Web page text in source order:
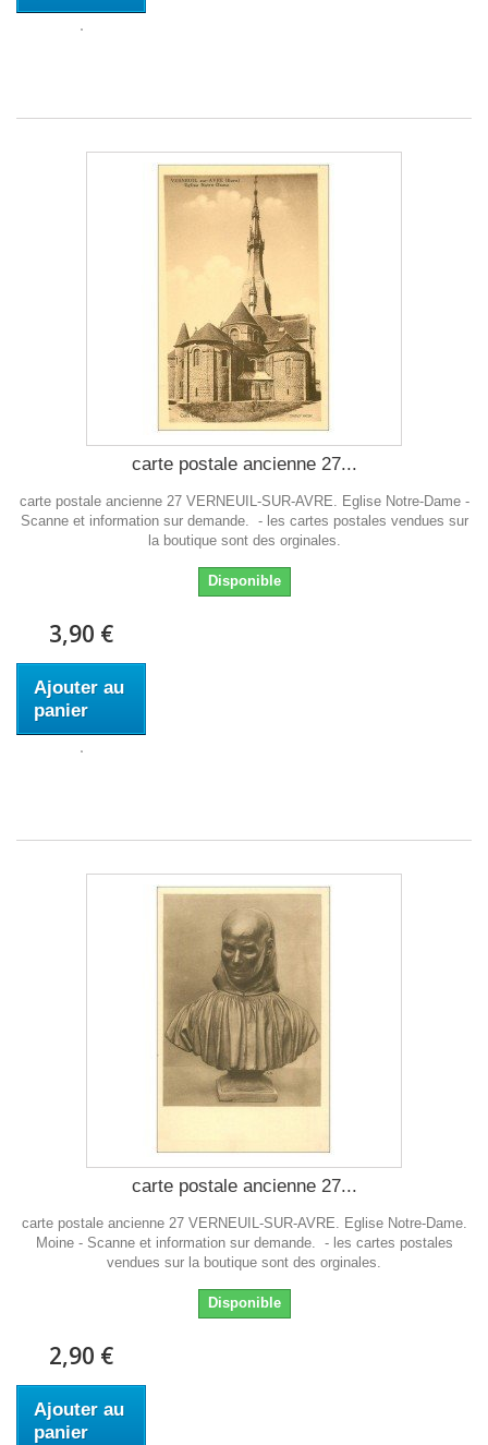
carte postale ancienne 27...
carte postale ancienne 27 VERNEUIL-SUR-AVRE. Eglise Notre-Dame -
Scanne et information sur demande. - les cartes postales vendues sur
la boutique sont des orginales.
Disponible
3,90 €
Ajouter au
panier
carte postale ancienne 27...
carte postale ancienne 27 VERNEUIL-SUR-AVRE. Eglise Notre-Dame.
Moine - Scanne et information sur demande. - les cartes postales
vendues sur la boutique sont des orginales.
Disponible
2,90 €
Ajouter au
panier